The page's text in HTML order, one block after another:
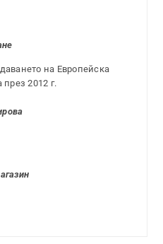
на Европейска
през 2012 г.